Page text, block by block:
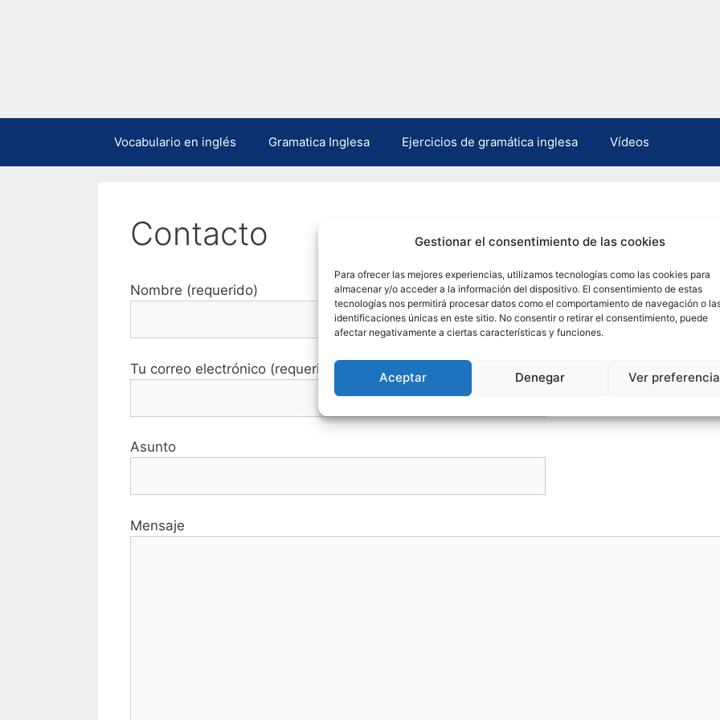
Gestionar el consentimiento de las cookies
Para ofrecer las mejores experiencias, utilizamos tecnologías como las cookies para
almacenar y/o acceder a la información del dispositivo. El consentimiento de estas
tecnologías nos permitirá procesar datos como el comportamiento de navegación o
identificaciones únicas en este sitio. No consentir o retirar el consentimiento, puede
afectar negativamente a ciertas características y funciones.
Aceptar Denegar Ver
Vocabulario en inglés Gramatica Inglesa Ejercicios de gramática inglesa Vídeos
Contacto
Nombre (requerido)
Tu correo electrónico (requerido)
Asunto
Mensaje